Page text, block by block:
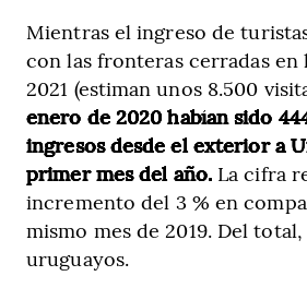
Mientras el ingreso de
con las fronteras cerradas en
2021 (estiman unos 8.500
enero de 2020 habían sido
ingresos desde el exterior a
primer mes del año.La cifra
incremento del 3 % en
mismo mes de 2019. Del total,
uruguayos.